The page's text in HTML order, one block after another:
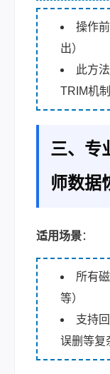
操作
出）
此方
TRIM机
三、专
师数据
适用场景：
所有
等）
支持
误删等复